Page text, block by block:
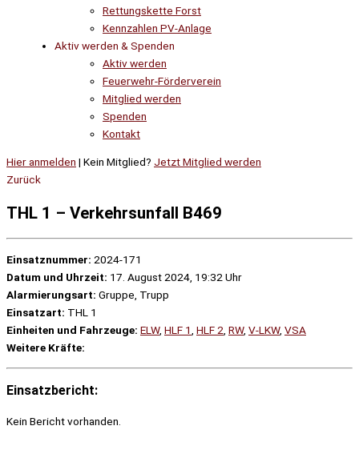
Rettungskette Forst
Kennzahlen PV-Anlage
Aktiv werden & Spenden
Aktiv werden
Feuerwehr-Förderverein
Mitglied werden
Spenden
Kontakt
Hier anmelden | Kein Mitglied? Jetzt Mitglied werden
Zurück
THL 1 – Verkehrsunfall B469
Einsatznummer: 2024-171
Datum und Uhrzeit: 17. August 2024, 19:32 Uhr
Alarmierungsart: Gruppe, Trupp
Einsatzart: THL 1
Einheiten und Fahrzeuge: ELW, HLF 1 HLF 2 RW, V-LKW, VSA
Weitere Kräfte:
Einsatzbericht:
Kein Bericht vorhanden.